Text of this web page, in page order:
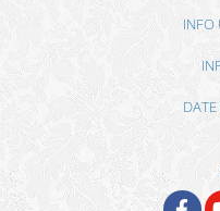
INFO